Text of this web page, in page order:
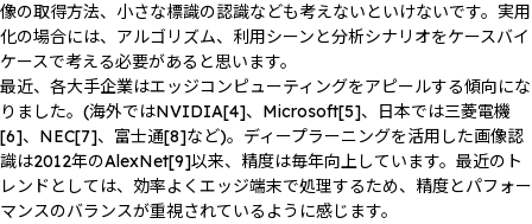
像の取得方法、小さな標識の認識なども考えないといけないです。実用
化の場合には、アルゴリズム、利用シーンと分析シナリオをケースバイ
ケースで考える必要があると思います。
最近、各大手企業はエッジコンピューティングをアピールする傾向にな
りました。(海外ではNVIDIA[4]、Microsoft[5]、日本では三菱電機
[6]、NEC[7]、富士通[8]など)。ディープラーニングを活用した画像認
識は2012年のAlexNet[9]以来、精度は毎年向上しています。最近のト
レンドとしては、効率よくエッジ端末で処理するため、精度とパフォー
マンスのバランスが重視されているように感じます。